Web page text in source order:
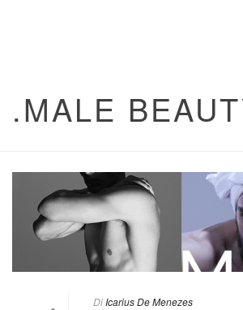
.MALE
Di Icarius De Menezes